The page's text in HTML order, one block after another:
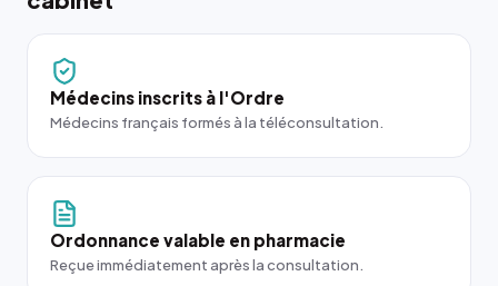
Médecins inscrits à l'Ordre
Médecins français formés à la téléconsultation.
Ordonnance valable en pharmacie
Reçue immédiatement après la consultation.